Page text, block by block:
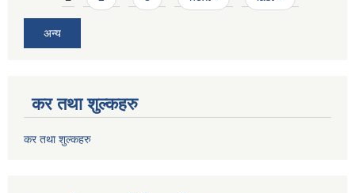
अन्य
कर तथा शुल्कहरु
कर तथा शुल्कहरु